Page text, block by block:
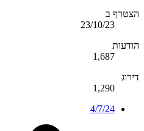
הצטרף ב
23/10/23
הודעות
1,687
דירוג
1,290
4/7/24